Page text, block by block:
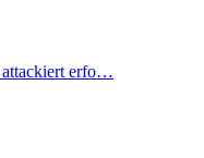
attackiert erfo…